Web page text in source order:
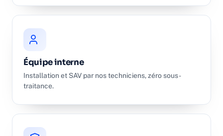
Équipe interne
Installation et SAV par nos techniciens, zéro sous-
traitance.